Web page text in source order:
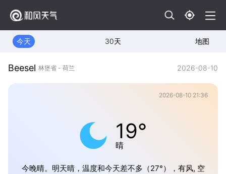
今天 30天 地图
Beesel 林堡省 - 荷兰 2026-08-10
2026-08-10 21:36
19°
晴
今晚晴。明天晴，温度和今天差不多（27°），有风, 空